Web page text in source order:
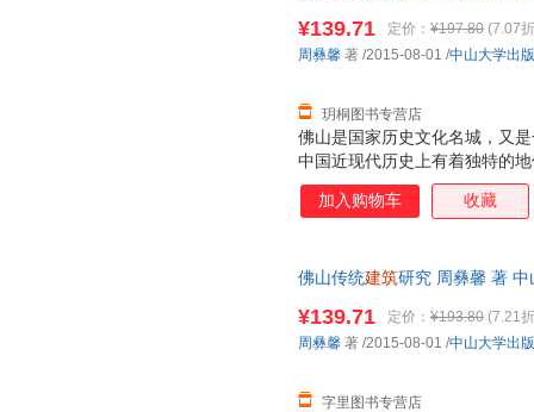
佛山是国家历史文化名城，又
中国近现代历史上有着独特的
物、掌故、风物和文化DNA。“
化密码”的具有丰厚文化底蕴的
¥139.71 定价： ¥197.80 (7.07
玥桐图书专营店
周彝馨 著 /2015-08-01 /中山大学出
加入购物车 收藏
佛山传统建筑研究 周彝馨 著 中
¥139.71 定价： ¥193.80 (7.21
字里图书专营店
周彝馨 著 /2015-08-01 /中山大学出